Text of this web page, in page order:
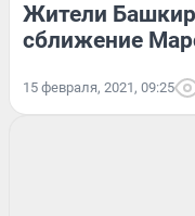
Жители
сближение
15 февраля, 2021, 09:25